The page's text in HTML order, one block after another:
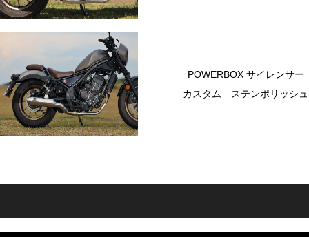
POWERBOX サイレンサー
カスタム ステンポリッシュ